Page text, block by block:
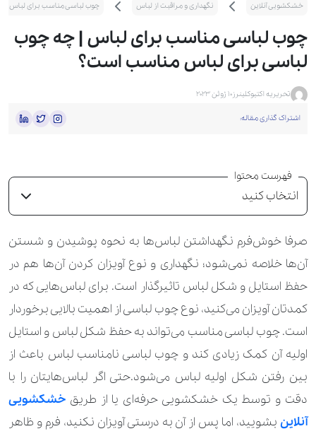
خشکشویی آنلاین نگهداری و مراقبت از لباس چوب لباسی مناسب برای لباس |
چوب لباسی مناسب برای لباس | چه چوب
لباسی برای لباس مناسب است؟
تحریریه اکتیوکلینرز10 ژوئن 2023
اشتراک گذاری مقاله:
فهرست محتوا
انتخاب کنید
صرفا خوش‌فرم نگهداشتن لباس‌ها به نحوه پوشیدن و شستن‌
آن‌ها خلاصه نمی‌شود؛ نگهداری و نوع آویزان کردن آن‌ها هم در
حفظ استایل و شکل لباس تاثیرگذار است. برای لباس‌هایی که در
کمدتان آویزان می‌کنید، نوع چوب لباسی از اهمیت بالایی برخوردار
است. چوب لباسی مناسب می‌تواند به حفظ شکل لباس و استایل
اولیه آن کمک زیادی کند و چوب لباسی نامناسب لباس باعث از
بین رفتن شکل اولیه لباس می‌شود.حتی اگر لباس‌هایتان را با
دقت و توسط یک خشکشویی حرفه‌ای یا از طریق خشکشویی
آنلاین بشویید، اما پس از آن به درستی آویزان نکنید، فرم و ظاهر